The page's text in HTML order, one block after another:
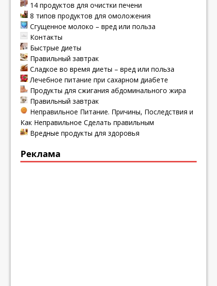
14 продуктов для очистки печени
8 типов продуктов для омоложения
Сгущенное молоко – вред или польза
Контакты
Быстрые диеты
Правильный завтрак
Сладкое во время диеты – вред или польза
Лечебное питание при сахарном диабете
Продукты для сжигания абдоминального жира
Правильный завтрак
Неправильное Питание. Причины, Последствия и
Как Неправильное Сделать правильным
Вредные продукты для здоровья
Реклама